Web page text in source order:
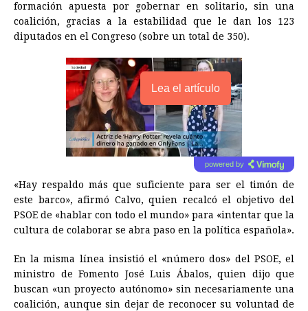
formación apuesta por gobernar en solitario, sin una
coalición, gracias a la estabilidad que le dan los 123
diputados en el Congreso (sobre un total de 350).
Lea el artículo
powered by
«Hay respaldo más que suficiente para ser el timón de
este barco», afirmó Calvo, quien recalcó el objetivo del
PSOE de «hablar con todo el mundo» para «intentar que la
cultura de colaborar se abra paso en la política española».
En la misma línea insistió el «número dos» del PSOE, el
ministro de Fomento José Luis Ábalos, quien dijo que
buscan «un proyecto autónomo» sin necesariamente una
coalición, aunque sin dejar de reconocer su voluntad de